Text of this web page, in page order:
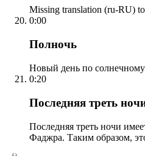
Missing translation (ru-RU)
0:00
Полночь
0:20
Последняя треть
Последняя треть ночи
Фаджра. Таким образом,